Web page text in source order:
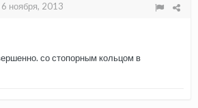
6 ноября, 2013
со стопорным кольцом в